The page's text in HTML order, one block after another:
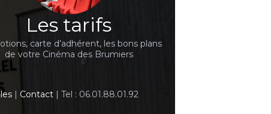
Les tarifs
carte d’adhérent, les bons plans
de votre Cinéma des Brumiers
| Contact| Tel : 06.01.88.01.92